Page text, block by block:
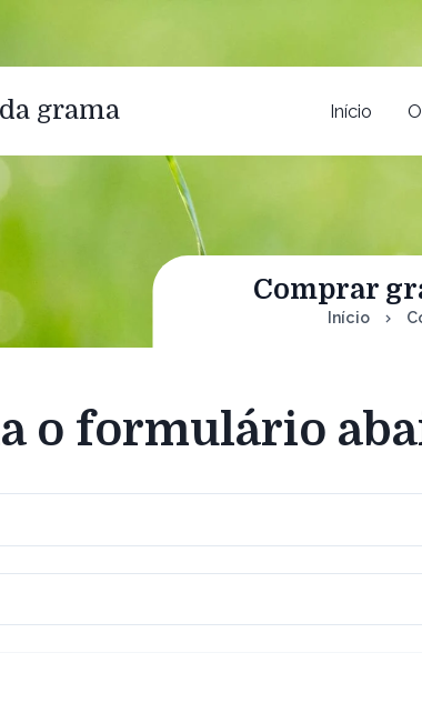
grama Início
Comprar
Início
o formulário